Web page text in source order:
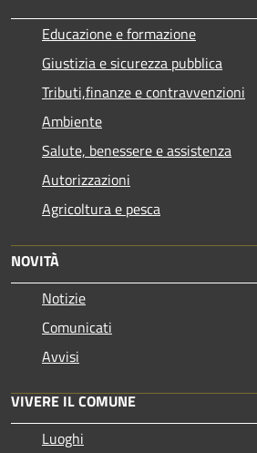
Educazione e formazione
Giustizia e sicurezza pubblica
Tributi,finanze e contravvenzioni
Ambiente
Salute, benessere e assistenza
Autorizzazioni
Agricoltura e pesca
NOVITÀ
Notizie
Comunicati
Avvisi
VIVERE IL COMUNE
Luoghi